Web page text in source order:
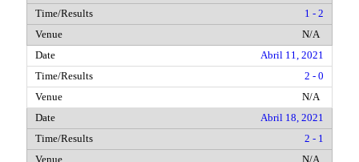
1 - 2
N/A
Abril 11, 2021
2 - 0
N/A
Abril 18, 2021
2 - 1